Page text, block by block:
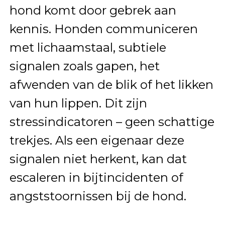
hond komt door gebrek aan
kennis. Honden communiceren
met lichaamstaal, subtiele
signalen zoals gapen, het
afwenden van de blik of het likken
van hun lippen. Dit zijn
stressindicatoren – geen schattige
trekjes. Als een eigenaar deze
signalen niet herkent, kan dat
escaleren in bijtincidenten of
angststoornissen bij de hond.